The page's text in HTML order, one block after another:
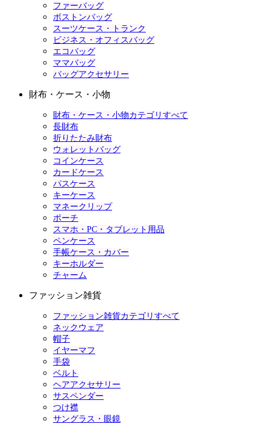
ファーバッグ
ボストンバッグ
スーツケース・トランク
ビジネス・オフィスバッグ
エコバッグ
ママバッグ
バッグアクセサリー
財布・ケース・小物
財布・ケース・小物カテゴリすべて
長財布
折りたたみ財布
ウォレットバッグ
コインケース
カードケース
パスケース
キーケース
マネークリップ
ポーチ
スマホ・PC・タブレット用品
ペンケース
手帳ケース・カバー
キーホルダー
チャーム
ファッション雑貨
ファッション雑貨カテゴリすべて
ネックウェア
帽子
イヤーマフ
手袋
ベルト
ヘアアクセサリー
サスペンダー
つけ襟
サングラス・眼鏡